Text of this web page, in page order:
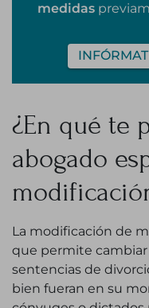
medidas
¿En qué te
abogado
La modificación de
que permite
sentencias de
bien fueran en su